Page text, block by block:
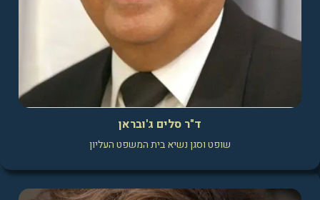
ד"ר סלים ג'ובראן
שופט וסגן נשיא בית המשפט העליון